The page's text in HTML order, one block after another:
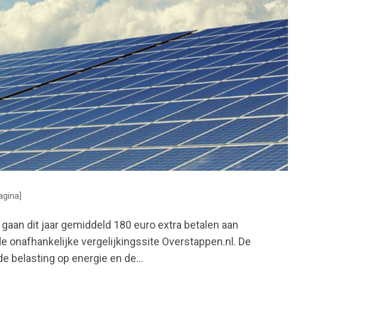
dit jaar gemiddeld 180 euro extra betalen aan
onafhankelijke vergelijkingssite Overstappen.nl. De
belasting op energie en de...